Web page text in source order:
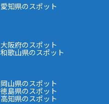
愛知県のスポット
大阪府のスポット
和歌山県のスポット
岡山県のスポット
徳島県のスポット
高知県のスポット